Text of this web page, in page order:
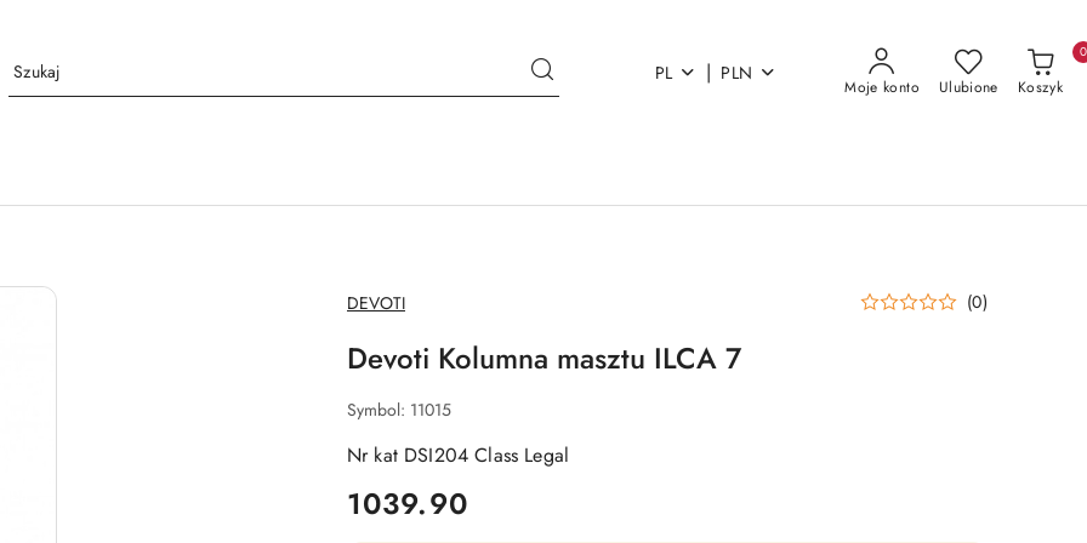
PL | PLN
Moje konto Ulubione Koszyk
0
NAZWA
PRODUCENTA:
DEVOTI (0)
Devoti Kolumna masztu ILCA 7
Symbol: 11015
Nr kat DSI204 Class Legal
cena:
1039.90